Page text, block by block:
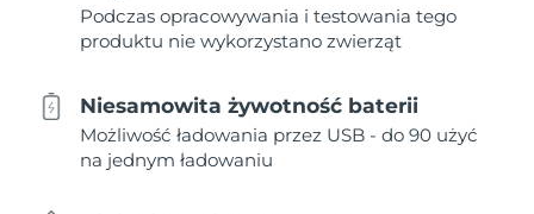
Podczas opracowywania i testowania tego
produktu nie wykorzystano zwierząt
Niesamowita żywotność baterii
Możliwość ładowania przez USB - do 90 użyć
na jednym ładowaniu